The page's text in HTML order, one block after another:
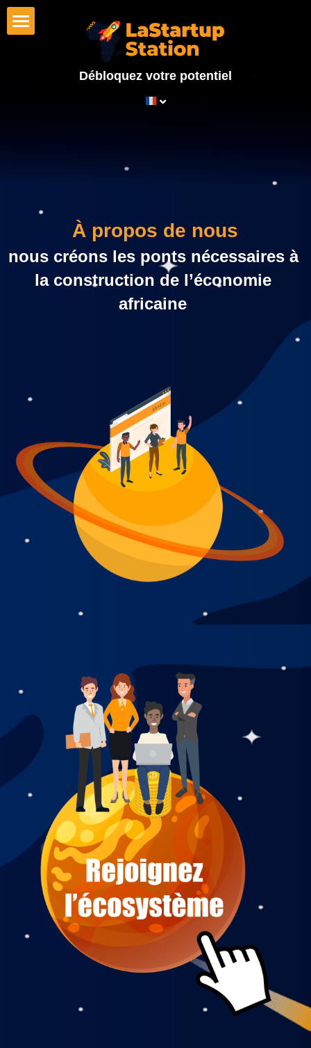
Débloquez votre potentiel
Témoignages
LaStartupStation
À propos de nous
Rechercher
À propos de nous
nous créons les ponts nécessaires à
la construction de l’économie
africaine
CATÉGORIES DE BLOG
Toutes les catégories